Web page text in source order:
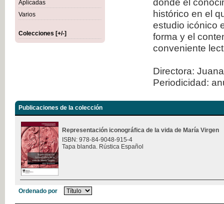
Aplicadas
Varios
Colecciones [+/-]
donde el
histórico en el
estudio icónico
forma y el
conveniente
Directora:
Periodicidad:
Publicaciones de la colección
Representación iconográfica de la vida de María Virgen
ISBN: 978-84-9048-915-4
Tapa blanda. Rústica Español
Ordenado por